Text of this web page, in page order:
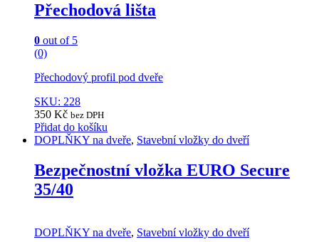
be
chosen
on
the
product
page
Přechodová lišta
0 out of 5
(0)
Přechodový profil pod dveře
SKU: 228
350 Kč bez DPH
Přidat do košíku
DOPLŇKY na dveře, Stavební vložky do dveří
Bezpečnostní vložka EURO Secure
35/40
DOPLŇKY na dveře, Stavební vložky do dveří